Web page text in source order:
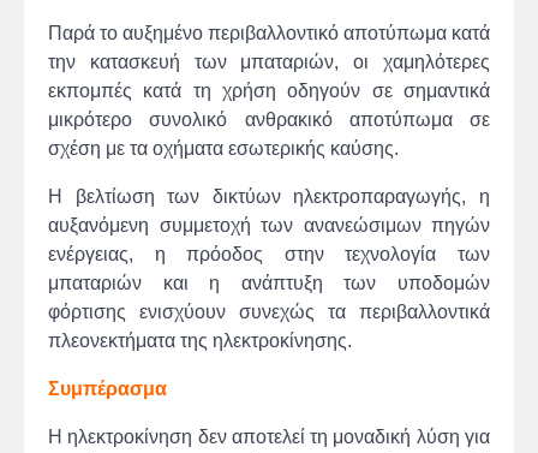
Παρά το αυξημένο περιβαλλοντικό αποτύπωμα κατά
την κατασκευή των μπαταριών, οι χαμηλότερες
εκπομπές κατά τη χρήση οδηγούν σε σημαντικά
μικρότερο συνολικό ανθρακικό αποτύπωμα σε
σχέση με τα οχήματα εσωτερικής καύσης.
Η βελτίωση των δικτύων ηλεκτροπαραγωγής, η
αυξανόμενη συμμετοχή των ανανεώσιμων πηγών
ενέργειας, η πρόοδος στην τεχνολογία των
μπαταριών και η ανάπτυξη των υποδομών
φόρτισης ενισχύουν συνεχώς τα περιβαλλοντικά
πλεονεκτήματα της ηλεκτροκίνησης.
Συμπέρασμα
Η ηλεκτροκίνηση δεν αποτελεί τη μοναδική λύση για